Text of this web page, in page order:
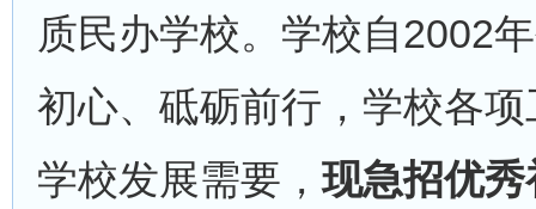
质民办学校。学校自2002
初心、砥砺前行，学校各
学校发展需要，现急招优秀